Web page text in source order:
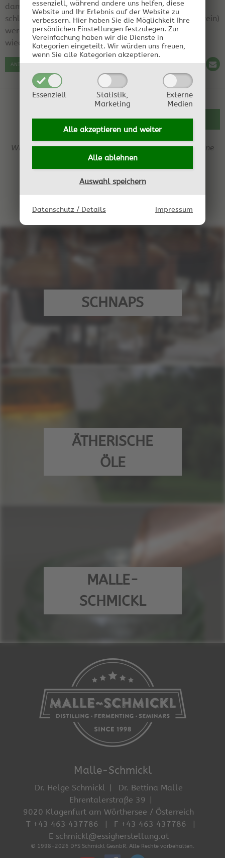
essenziell, während andere uns helfen, diese
Website und Ihr Erlebnis auf der Website zu
verbessern. Hier haben Sie die Möglichkeit Ihre
persönlichen Einstellungen festzulegen. Zur
Vereinfachung haben wir die Dienste in
Kategorien eingeteilt. Wir würden uns freuen,
wenn Sie alle Kategorien akzeptieren.
Essenziell
Statistik,
Marketing
Externe
Medien
Alle akzeptieren und weiter
Alle ablehnen
Auswahl speichern
Datenschutz / Details Impressum
damit man zumindest weiß wie die Farbe
schlussendlich aussehen soll. Manche Rottöne (Rotwein)
werden genau am Umschlagpunkt grau bevor sie
wieder dunkel werden.
ANTWORT SCHREIBEN
ZURÜCK ZUR ÜBERSICHT
Wir behalten uns das Recht vor, jederzeit Einträge ohne
Angabe von Gründen zu löschen.
SCHNAPS
ÄTHERISCHE
ÖLE
MALLE-
SCHMICKL
Malle-Schmickl
Dr. Helge Schmickl
Dr. Bettina Malle
Ehrentalerstraße 39
9020 Klagenfurt am Wörthersee / Österreich
T +43 463 437786
F +43 463 437786
E schmickl@essigherstellung.at
© 1998-2026 DFS Schmickl GesnbR. Alle Rechte vorbehalten.